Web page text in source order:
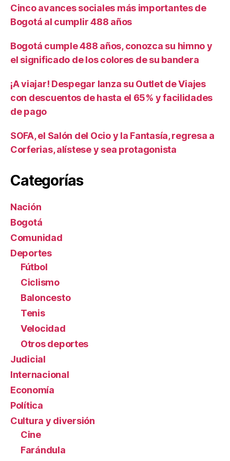
Cinco avances sociales más importantes de
Bogotá al cumplir 488 años
Bogotá cumple 488 años, conozca su himno y
el significado de los colores de su bandera
¡A viajar! Despegar lanza su Outlet de Viajes
con descuentos de hasta el 65% y facilidades
de pago
SOFA, el Salón del Ocio y la Fantasía, regresa a
Corferias, alístese y sea protagonista
Categorías
Nación
Bogotá
Comunidad
Deportes
Fútbol
Ciclismo
Baloncesto
Tenis
Velocidad
Otros deportes
Judicial
Internacional
Economía
Política
Cultura y diversión
Cine
Farándula